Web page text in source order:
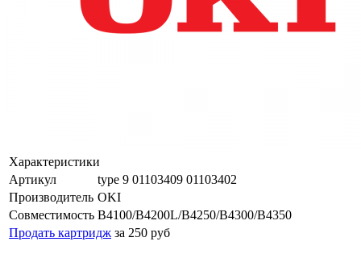
Характеристики
Артикул
type 9 01103409 01103402
Производитель OKI
Совместимость B4100/B4200L/B4250/B4300/B4350
Продать картридж за 250 руб